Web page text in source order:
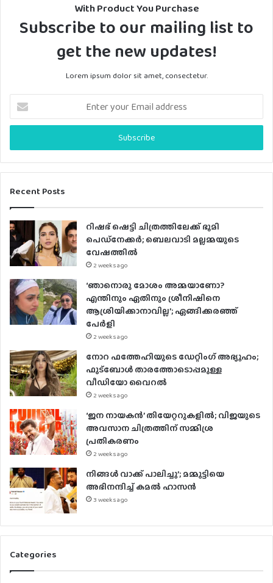
With Product You Purchase
Subscribe to our mailing list to
get the new updates!
Lorem ipsum dolor sit amet, consectetur.
t
r
y
u
m
i
l
a
d
d
r
s
Recent Posts
റിഷഭ് ഷെട്ടി ചിത്രത്തിലേക്ക് ഭൂമി
പെഡ്‌നേക്കർ; ബെലവാടി മല്ലമ്മയുടെ
വേഷത്തിൽ
2 weeks ago
‘ഞാനൊരു മോശം അമ്മയാണോ?
എന്തിനും ഏതിനും ശ്രീനിഷിനെ
ആശ്രിയിക്കാനാവില്ല’; ഏങ്ങിക്കരഞ്ഞ്
പേർളി
2 weeks ago
നോറ ഫത്തേഹിയുടെ ഡേറ്റിംഗ് അഭ്യൂഹം;
ഫുട്ബോൾ താരത്തോടൊപ്പമുള്ള
വീഡിയോ വൈറൽ
2 weeks ago
‘ജന നായകൻ’ തിയേറ്ററുകളിൽ; വിജയുടെ
അവസാന ചിത്രത്തിന് സമ്മിശ്ര
പ്രതികരണം
2 weeks ago
നിങ്ങൾ വാക്ക് പാലിച്ചു’; മമ്മൂട്ടിയെ
അഭിനന്ദിച്ച് കമൽ ഹാസൻ
3 weeks ago
Categories